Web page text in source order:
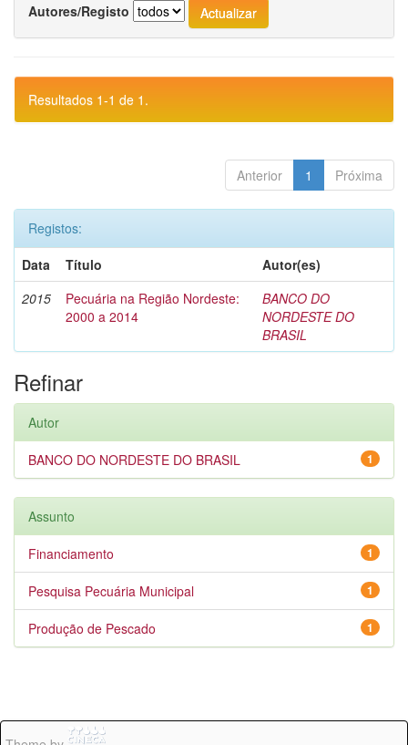
Autores/Registo
Resultados 1-1 de 1.
Anterior 1 Próxima
Registos:
Data
Título
Autor(es)
2015
Pecuária na Região Nordeste:
2000 a 2014
BANCO DO
NORDESTE DO
BRASIL
Refinar
Autor
1
BANCO DO NORDESTE DO BRASIL
Assunto
1
Financiamento
1
Pesquisa Pecuária Municipal
1
Produção de Pescado